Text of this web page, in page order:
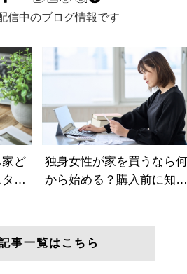
信中のブログ情報です
事一覧はこちら